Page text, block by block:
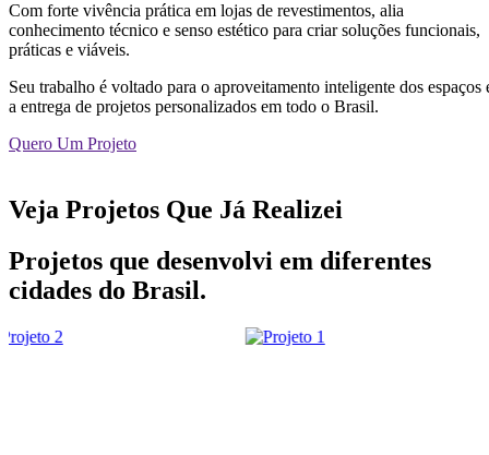
Com forte vivência prática em lojas de revestimentos, alia
conhecimento técnico e senso estético para criar soluções funcionais,
práticas e viáveis.
Seu trabalho é voltado para o aproveitamento inteligente dos espaços
a entrega de projetos personalizados em todo o Brasil.
Quero Um Projeto
Veja Projetos Que Já Realizei
Projetos que desenvolvi em diferentes
cidades do Brasil.